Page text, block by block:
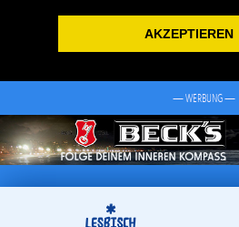
AKZEPTIEREN
— WERBUNG —